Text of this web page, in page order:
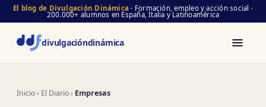
El blog de Divulgación Dinámica · Formación, empleo y acción social ·
200.000+ alumnos en España, Italia y Latinoamérica
divulgacióndinámica
Inicio› El Diario› Empresas